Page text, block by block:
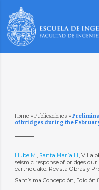
Home » Publicaciones »
of bridges during the
Hube M., Santa María H.,
seismic response of bridges
earthquake. Revista Obras y
Santísima Concepción, Edición